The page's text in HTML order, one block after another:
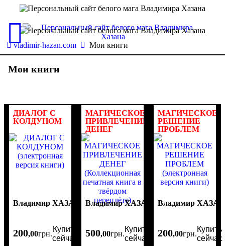
vladimir-hazan.com Мои книги
Мои книги
ДИАЛОГ С
КОЛДУНОМ
(электронная
версия книги)
Владимир ХАЗАН
200,00грн.
Купить
сейчас
МАГИЧЕСКОЕ
ПРИВЛЕЧЕНИЕ
ДЕНЕГ
(Коллекционная
печатная
книга в
твёрдом
переплёте)
Владимир ХАЗАН
500,00грн.
Купить
сейчас
МАГИЧЕСКОЕ
РЕШЕНИЕ
ПРОБЛЕМ
(электронная
версия книги)
Владимир ХАЗАН
200,00грн.
Купить
сейчас